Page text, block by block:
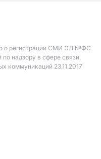
о регистрации СМИ ЭЛ №ФС
надзору в сфере связи,
коммуникаций 23.11.2017